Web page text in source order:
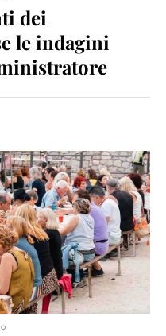
dei
le indagini